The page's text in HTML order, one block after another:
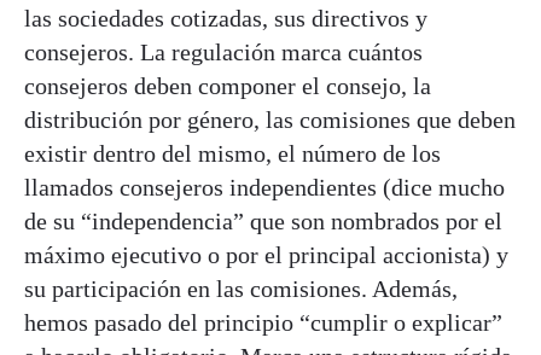
las sociedades cotizadas, sus directivos y
consejeros. La regulación marca cuántos
consejeros deben componer el consejo, la
distribución por género, las comisiones que deben
existir dentro del mismo, el número de los
llamados consejeros independientes (dice mucho
de su “independencia” que son nombrados por el
máximo ejecutivo o por el principal accionista) y
su participación en las comisiones. Además,
hemos pasado del principio “cumplir o explicar”